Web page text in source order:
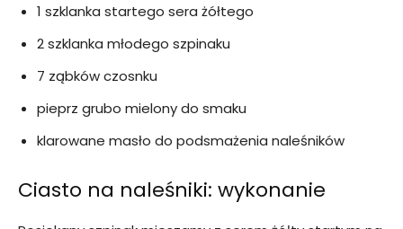
1 szklanka startego sera żółtego
2 szklanka młodego szpinaku
7 ząbków czosnku
pieprz grubo mielony do smaku
klarowane masło do podsmażenia naleśników
Ciasto na naleśniki: wykonanie